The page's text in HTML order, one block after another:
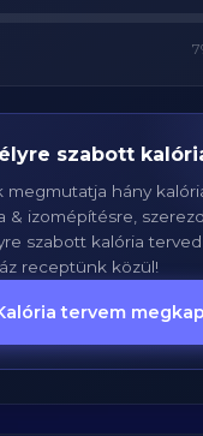
7
szabott
megmutatja hány
& izomépítésre,
szabott kalória
receptünk közül!
tervem